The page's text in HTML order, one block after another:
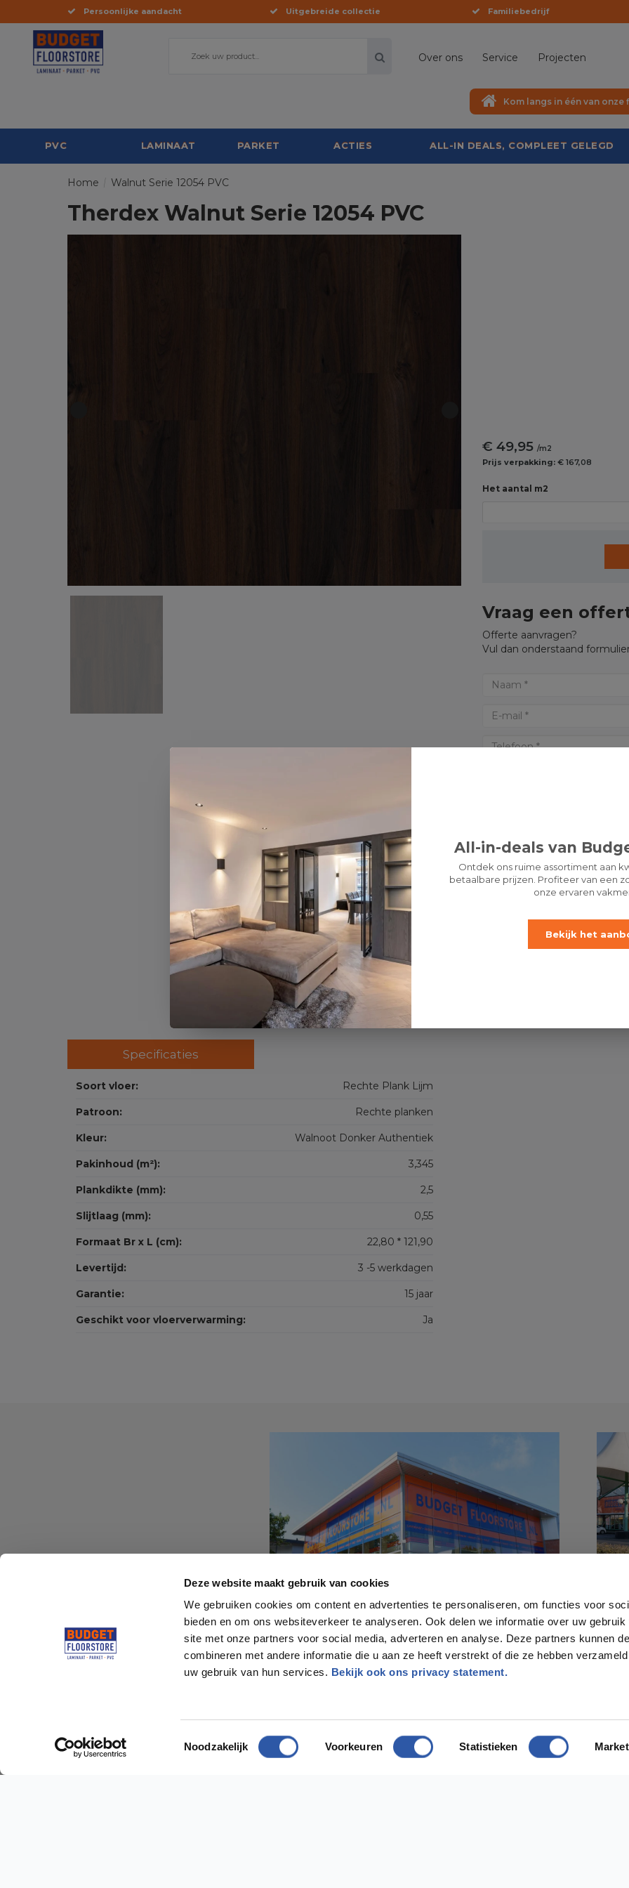
Deze website maakt gebruik van cookies
We gebruiken cookies om content en advertenties te personaliseren, om functies voor
bieden en om ons websiteverkeer te analyseren. Ook delen we informatie over uw gebruik
site met onze partners voor social media, adverteren en analyse. Deze partners kunnen
combineren met andere informatie die u aan ze heeft verstrekt of die ze hebben
uw gebruik van hun services. Bekijk ook ons privacy statement.
Toestemmingsselectie
Noodzakelijk Voorkeuren Statistieken
Persoonlijke aandacht Uitgebreide collectie Familiebedrijf
Over ons Service Projecten
Kom langs in één van onze
PVC LAMINAAT PARKET ACTIES ALL-IN DEALS, COMPLEET GELEGD
Home Walnut Serie 12054 PVC
Therdex Walnut Serie 12054 PVC
€ 49,95 /m2
Prijs verpakking: € 167,08
Het aantal m2
Vraag een
Offerte aanvragen?
Vul dan onderstaand
OFFERTE AANVRAGEN
LET
Specificaties
Soort vloer: Rechte Plank Lijm
Patroon: Rechte planken
Kleur: Walnoot Donker Authentiek
Pakinhoud (m²): 3,345
Plankdikte (mm): 2,5
Slijtlaag (mm): 0,55
Formaat Br x L (cm): 22,80 * 121,90
Levertijd: 3 -5 werkdagen
Garantie: 15 jaar
Geschikt voor vloerverwarming: Ja
@budgetfloorstore01
All-in-deals van
Ontdek ons ruime assortiment aan
betaalbare prijzen. Profiteer van een
onze ervaren
Bekijk het